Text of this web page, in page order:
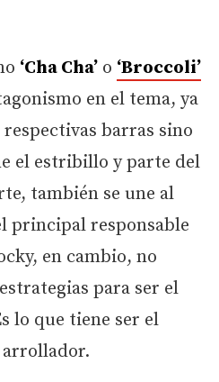
‘Cha Cha’ o ‘Broccoli’
en el tema, ya
barras sino
el estribillo y parte del
también se une al
principal responsable
en cambio, no
para ser el
lo que tiene ser el
arrollador.